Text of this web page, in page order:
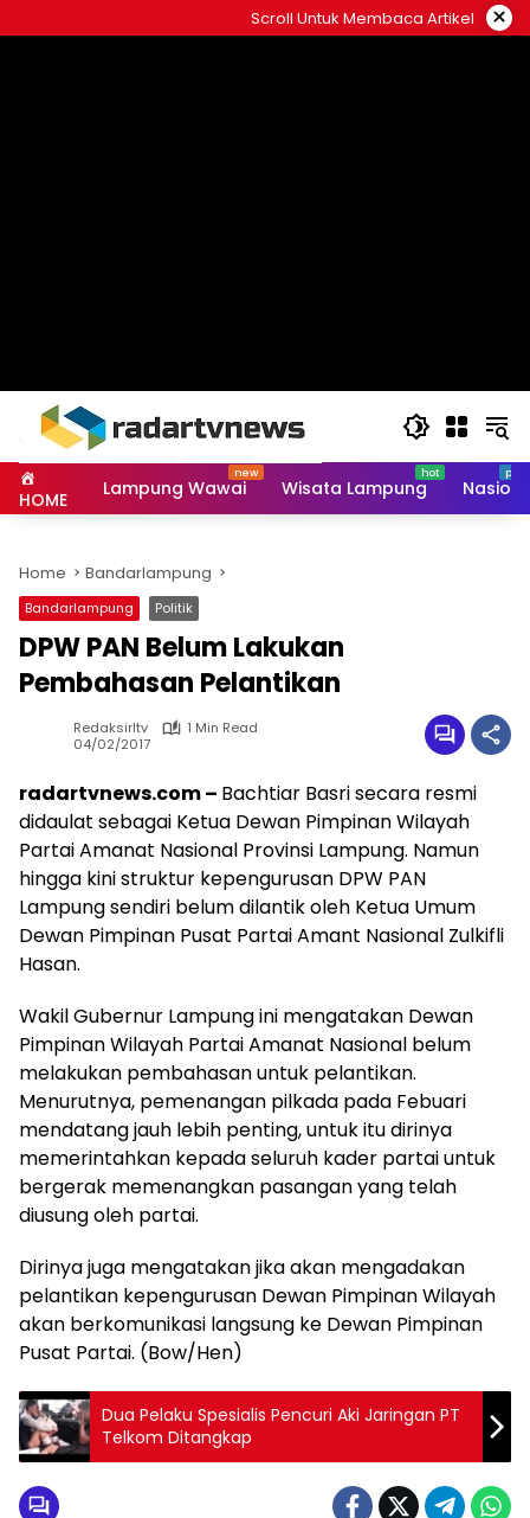
to
Scroll Untuk Membaca Artikel ×
HOME Lampung Wawai Wisata Lampung
Home Bandarlampung
Bandarlampung Politik
DPW PAN Belum Lakukan
Pembahasan Pelantikan
Redaksirltv
1 Min Read
04/02/2017
radartvnews.com – Bachtiar Basri secara resmi
didaulat sebagai Ketua Dewan Pimpinan Wilayah
Partai Amanat Nasional Provinsi Lampung. Namun
hingga kini struktur kepengurusan DPW PAN
Lampung sendiri belum dilantik oleh Ketua Umum
Dewan Pimpinan Pusat Partai Amant Nasional Zulkifli
Hasan.
Wakil Gubernur Lampung ini mengatakan Dewan
Pimpinan Wilayah Partai Amanat Nasional belum
melakukan pembahasan untuk pelantikan.
Menurutnya, pemenangan pilkada pada Febuari
mendatang jauh lebih penting, untuk itu dirinya
memerintahkan kepada seluruh kader partai untuk
bergerak memenangkan pasangan yang telah
diusung oleh partai.
Dirinya juga mengatakan jika akan mengadakan
pelantikan kepengurusan Dewan Pimpinan Wilayah
akan berkomunikasi langsung ke Dewan Pimpinan
Pusat Partai. (Bow/Hen)
Dua Pelaku Spesialis Pencuri Aki Jaringan PT
Telkom Ditangkap